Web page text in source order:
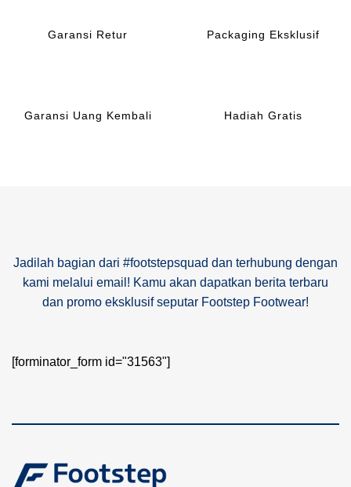
Garansi Retur Packaging Eksklusif
Garansi Uang Kembali Hadiah Gratis
Jadilah bagian dari #footstepsquad dan terhubung dengan
kami melalui email! Kamu akan dapatkan berita terbaru
dan promo eksklusif seputar Footstep Footwear!
[forminator_form id="31563"]